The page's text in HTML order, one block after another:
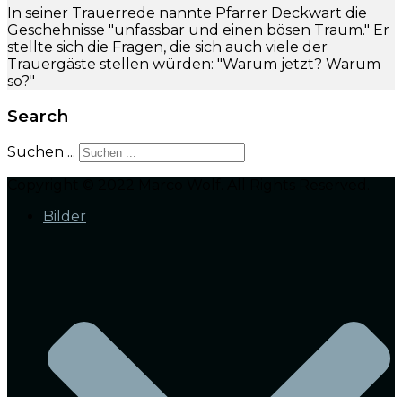
In seiner Trauerrede nannte Pfarrer Deckwart die
Geschehnisse "unfassbar und einen bösen Traum." Er
stellte sich die Fragen, die sich auch viele der
Trauergäste stellen würden: "Warum jetzt? Warum
so?"
Search
Suchen ...
Bilder